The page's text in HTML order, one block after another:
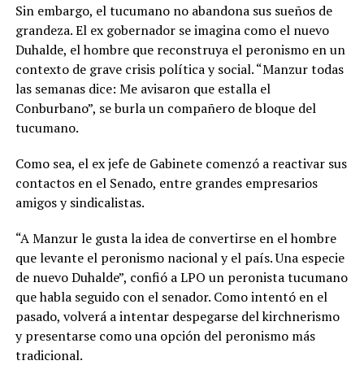
Sin embargo, el tucumano no abandona sus sueños de
grandeza. El ex gobernador se imagina como el nuevo
Duhalde, el hombre que reconstruya el peronismo en un
contexto de grave crisis política y social. “Manzur todas
las semanas dice: Me avisaron que estalla el
Conburbano”, se burla un compañero de bloque del
tucumano.
Como sea, el ex jefe de Gabinete comenzó a reactivar sus
contactos en el Senado, entre grandes empresarios
amigos y sindicalistas.
“A Manzur le gusta la idea de convertirse en el hombre
que levante el peronismo nacional y el país. Una especie
de nuevo Duhalde”, confió a LPO un peronista tucumano
que habla seguido con el senador. Como intentó en el
pasado, volverá a intentar despegarse del kirchnerismo
y presentarse como una opción del peronismo más
tradicional.